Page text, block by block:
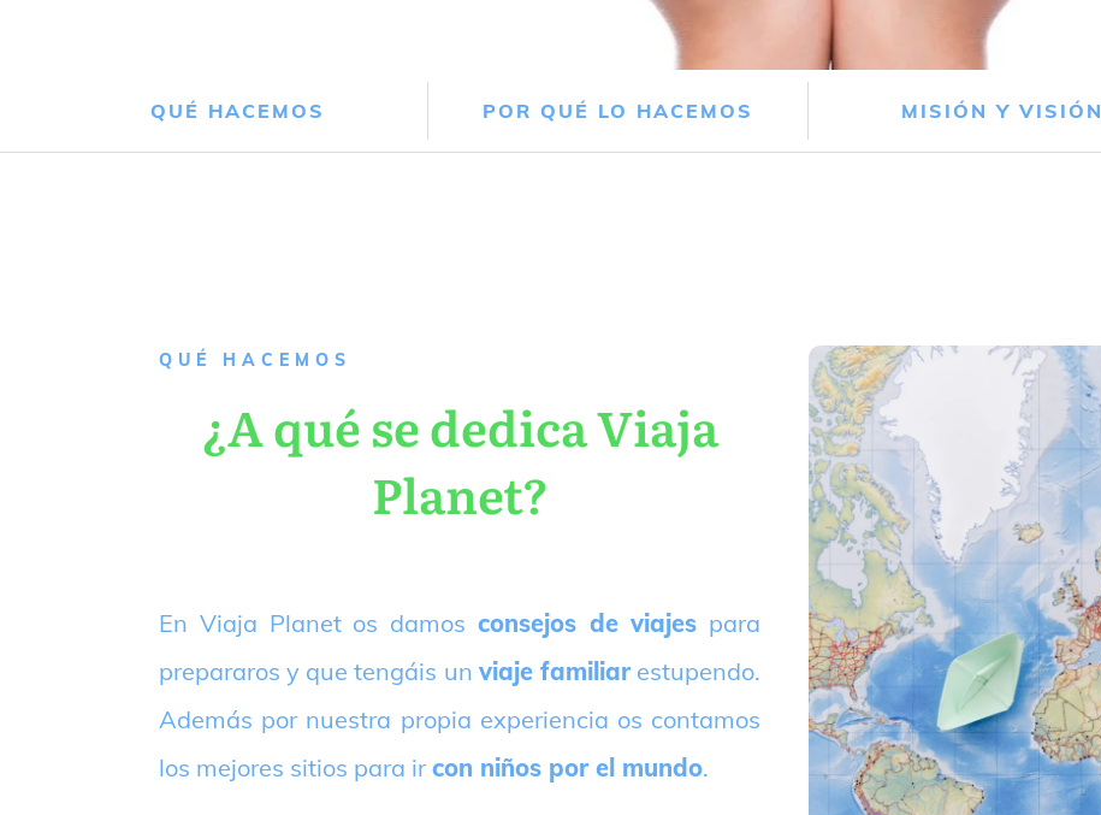
QUÉ HACEMOS POR QUÉ LO HACEMOS MISIÓN Y VISIÓN
QUÉ HACEMOS
¿A qué se dedica Viaja
Planet?
En Viaja Planet os damos consejos de viajes para
prepararos y que tengáis un viaje familiarestupendo.
Además por nuestra propia experiencia os contamos
los mejores sitios para ir con niños por el mundo.